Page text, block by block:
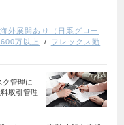
海外展開あり（日系グロー
万以上
フレックス勤
ク管理に
取引管理